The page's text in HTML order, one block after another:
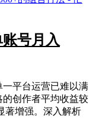
号月入
一平台运营已难以满
创作者平均收益较
著增强。深入解析